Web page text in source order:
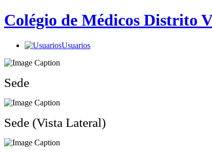
Colégio de Médicos Distrito
Usuarios
Sede
Sede (Vista Lateral)